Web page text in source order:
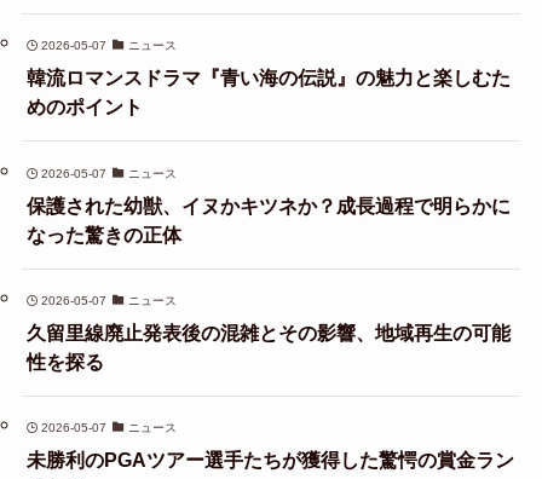
2026-05-07 ニュース
韓流ロマンスドラマ『青い海の伝説』の魅力と楽しむた
めのポイント
2026-05-07 ニュース
保護された幼獣、イヌかキツネか？成長過程で明らかに
なった驚きの正体
2026-05-07 ニュース
久留里線廃止発表後の混雑とその影響、地域再生の可能
性を探る
2026-05-07 ニュース
未勝利のPGAツアー選手たちが獲得した驚愕の賞金ラン